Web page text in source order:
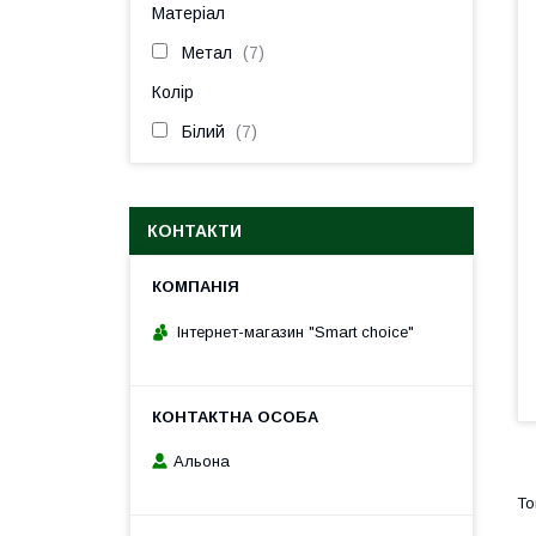
Матеріал
Метал 7
Колір
Білий 7
КОНТАКТИ
Інтернет-магазин "Smart choice"
Альона